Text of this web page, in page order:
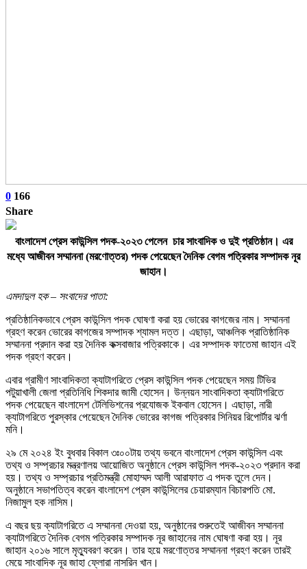
0 166
Share
বাংলাদেশ প্রেস কাউন্সিল পদক-২০২৩ পেলেন চার সাংবাদিক ও দুই প্রতিষ্ঠান। এর
মধ্যে আজীবন সম্মাননা (মরণোত্তর) পদক পেয়েছেন দৈনিক বেগম পত্রিকার সম্পাদক নূর
জাহান।
এমদাদুল হক – সংবাদের পাতা:
প্রতিষ্ঠানিকভাবে প্রেস কাউন্সিল পদক ঘোষণা করা হয় ভোরের কাগজের নাম। সম্মাননা
গ্রহণ করেন ভোরের কাগজের সম্পাদক শ্যামল দত্ত। এছাড়া, আঞ্চলিক প্রাতিষ্ঠানিক
সম্মাননা প্রদান করা হয় দৈনিক কক্সবাজার পত্রিকাকে। এর সম্পাদক ফাতেমা জাহান এই
পদক গ্রহণ করেন।
এবার গ্রামীণ সাংবাদিকতা ক্যাটাগরিতে প্রেস কাউন্সিল পদক পেয়েছেন সময় টিভির
পটুয়াখালী জেলা প্রতিনিধি শিকদার জামী হোসেন। উন্নয়ন সাংবাদিকতা ক্যাটাগরিতে
পদক পেয়েছেন বাংলাদেশ টেলিভিশনের প্রযোজক ইকবাল হোসেন। এছাড়া, নারী
ক্যাটাগরিতে পুরস্কার পেয়েছেন দৈনিক ভোরের কাগজ পত্রিকার সিনিয়র রিপোর্টার ঝর্ণা
মনি।
২৯ মে ২০২৪ ইং বুধবার বিকাল ৩ঃ০০টায় তথ্য ভবনে বাংলাদেশ প্রেস কাউন্সিল এবং
তথ্য ও সম্প্রচার মন্ত্রণালয় আয়োজিত অনুষ্ঠানে প্রেস কাউন্সিল পদক-২০২৩ প্রদান করা
হয়। তথ্য ও সম্প্রচার প্রতিমন্ত্রী মোহাম্মদ আলী আরাফাত এ পদক তুলে দেন।
অনুষ্ঠানে সভাপতিত্ব করেন বাংলাদেশ প্রেস কাউন্সিলের চেয়ারম্যান বিচারপতি মো.
নিজামুল হক নাসিম।
এ বছর ছয় ক্যাটাগরিতে এ সম্মাননা দেওয়া হয়, অনুষ্ঠানের শুরুতেই আজীবন সম্মাননা
ক্যাটাগরিতে দৈনিক বেগম পত্রিকার সম্পাদক নূর জাহানের নাম ঘোষণা করা হয়। নূর
জাহান ২০১৬ সালে মৃত্যুবরণ করেন। তার হয়ে মরণোত্তর সম্মাননা গ্রহণ করেন তারই
মেয়ে সাংবাদিক নূর জাহা ফ্লোরা নাসরিন খান।